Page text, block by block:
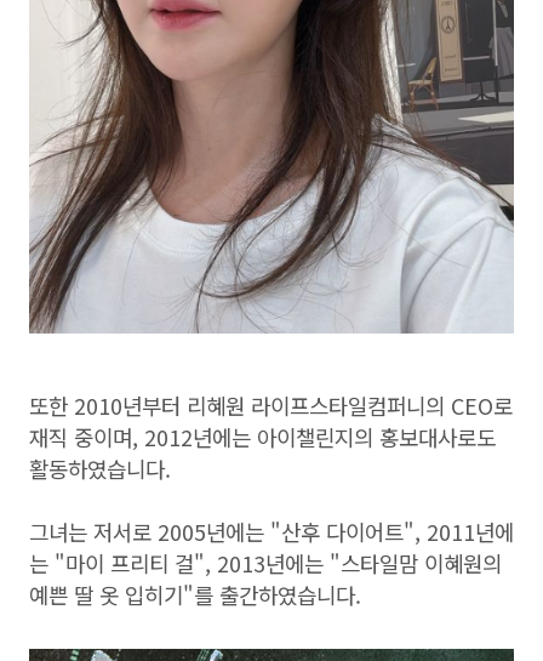
또한 2010년부터 리혜원 라이프스타일컴퍼니의 CEO로
재직 중이며, 2012년에는 아이챌린지의 홍보대사로도
활동하였습니다.
그녀는 저서로 2005년에는 "산후 다이어트", 2011년에
는 "마이 프리티 걸", 2013년에는 "스타일맘 이혜원의
예쁜 딸 옷 입히기"를 출간하였습니다.